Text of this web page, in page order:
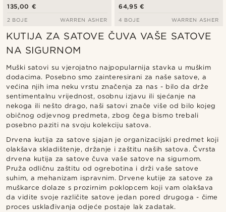
135,00 €
2 BOJE WARREN ASHER
64,95 €
4 BOJE WARREN ASHER
KUTIJA ZA SATOVE ČUVA VAŠE SATOVE
NA SIGURNOM
Muški satovi su vjerojatno najpopularnija stavka u muškim
dodacima. Posebno smo zainteresirani za naše satove, a
većina njih ima neku vrstu značenja za nas - bilo da drže
sentimentalnu vrijednost, osobnu izjavu ili sjećanje na
nekoga ili nešto drago, naši satovi znače više od bilo kojeg
običnog odjevnog predmeta, zbog čega bismo trebali
posebno paziti na svoju kolekciju satova.
Drvena kutija za satove sjajan je organizacijski predmet koji
olakšava skladištenje, držanje i zaštitu naših satova. Čvrsta
drvena kutija za satove čuva vaše satove na sigurnom.
Pruža odličnu zaštitu od ogrebotina i drži vaše satove
suhim, a mehanizam ispravnim. Drvene kutije za satove za
muškarce dolaze s prozirnim poklopcem koji vam olakšava
da vidite svoje različite satove jedan pored drugoga - čime
proces usklađivanja odjeće postaje lak zadatak.